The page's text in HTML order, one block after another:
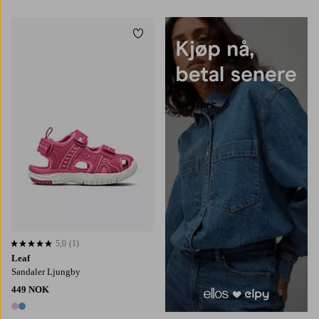
Leaf
Sandaler Ljungby
449 NOK
2 farger
5,0 basert på 1 karaktergivninger
5,0 (1)
Legg til favoritter
Les mer